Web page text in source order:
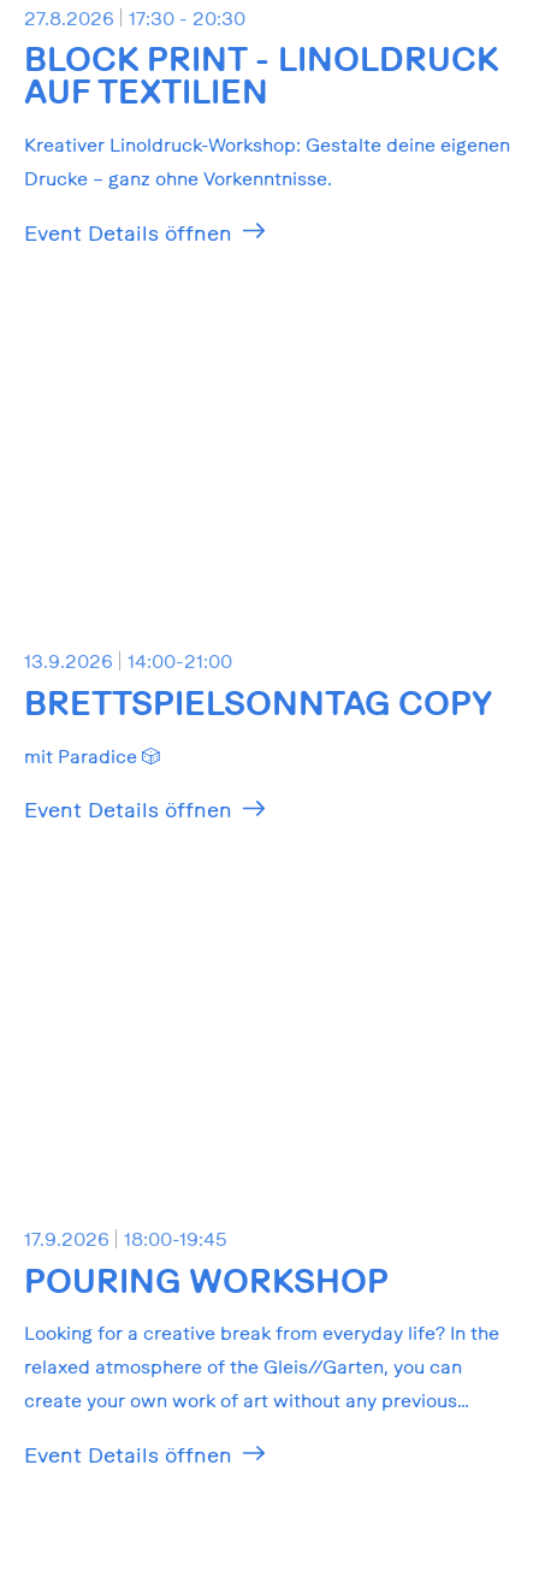
27.8.2026 17:30 - 20:30
BLOCK PRINT - LINOLDRUCK
AUF TEXTILIEN
Kreativer Linoldruck-Workshop: Gestalte deine eigenen
Drucke – ganz ohne Vorkenntnisse.
Event Details öffnen
13.9.2026 14:00-21:00
BRETTSPIELSONNTAG COPY
mit Paradice 🎲
Event Details öffnen
17.9.2026 18:00-19:45
POURING WORKSHOP
Looking for a creative break from everyday life? In the
relaxed atmosphere of the Gleis//Garten, you can
create your own work of art without any previous
Event Details öffnen